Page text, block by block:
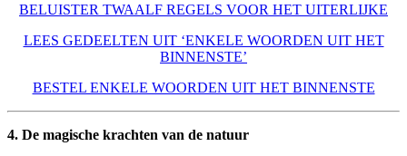
BELUISTER TWAALF REGELS VOOR HET UITERLIJKE
LEES GEDEELTEN UIT ‘ENKELE WOORDEN UIT HET
BINNENSTE’
BESTEL ENKELE WOORDEN UIT HET BINNENSTE
4. De magische krachten van de natuur